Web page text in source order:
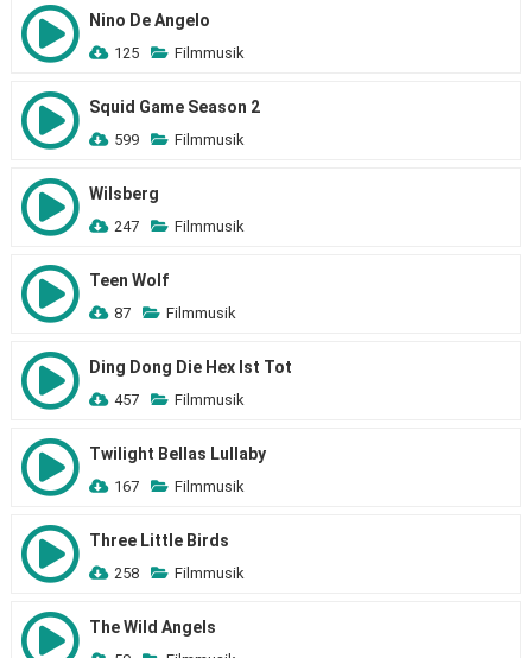
Nino De Angelo
125 Filmmusik
Squid Game Season 2
599 Filmmusik
Wilsberg
247 Filmmusik
Teen Wolf
87 Filmmusik
Ding Dong Die Hex Ist Tot
457 Filmmusik
Twilight Bellas Lullaby
167 Filmmusik
Three Little Birds
258 Filmmusik
The Wild Angels